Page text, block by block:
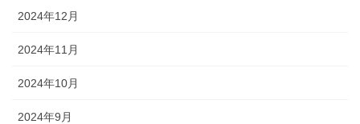
2024年12月
2024年11月
2024年10月
2024年9月